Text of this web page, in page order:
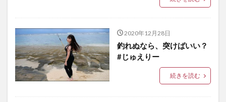
2020年12月28日
釣れぬなら、突けばいい？
#じゅえりー
続きを読む